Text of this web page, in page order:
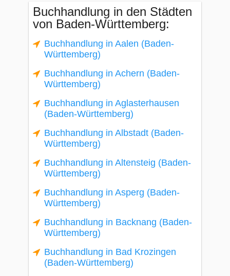
Buchhandlung in den Städten
von Baden-Württemberg:
Buchhandlung in Aalen (Baden-
Württemberg)
Buchhandlung in Achern (Baden-
Württemberg)
Buchhandlung in Aglasterhausen
(Baden-Württemberg)
Buchhandlung in Albstadt (Baden-
Württemberg)
Buchhandlung in Altensteig (Baden-
Württemberg)
Buchhandlung in Asperg (Baden-
Württemberg)
Buchhandlung in Backnang (Baden-
Württemberg)
Buchhandlung in Bad Krozingen
(Baden-Württemberg)